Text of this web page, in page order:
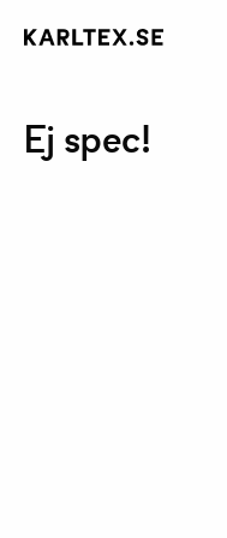
Ej spec!